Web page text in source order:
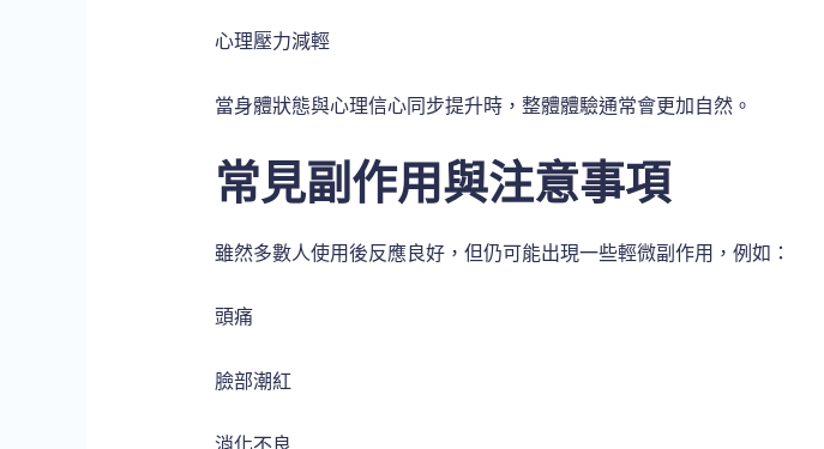
心理壓力減輕
當身體狀態與心理信心同步提升時，整體體驗通常會更加自然。
常見副作用與注意事項
雖然多數人使用後反應良好，但仍可能出現一些輕微副作用，例如：
頭痛
臉部潮紅